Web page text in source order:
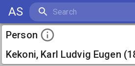
AS
Person
Kekoni, Karl Ludvig Eugen